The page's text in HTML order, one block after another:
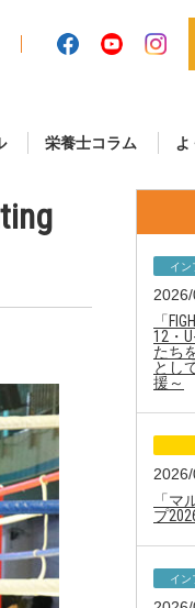
栄養士コラム よ
イン
「
12・
たち
とし
援～
「マ
プ
イン